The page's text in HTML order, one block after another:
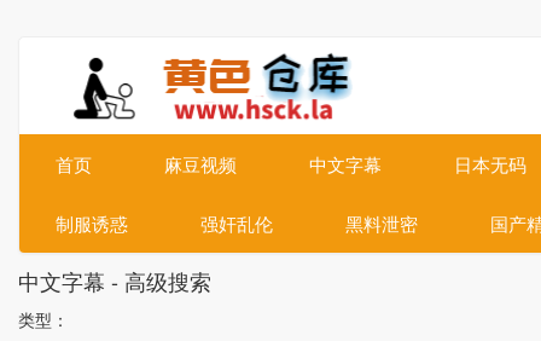
首页 麻豆视频 中文字幕 日本无码
制服诱惑 强奸乱伦 黑料泄密 国产
中文字幕 - 高级搜索
类型：